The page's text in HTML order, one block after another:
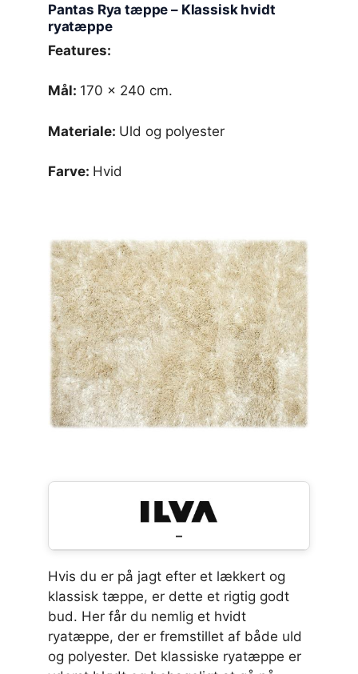
Pantas Rya tæppe – Klassisk hvidt
ryatæppe
Features:
Mål: 170 x 240 cm.
Materiale: Uld og polyester
Farve: Hvid
–
Hvis du er på jagt efter et lækkert og
klassisk tæppe, er dette et rigtig godt
bud. Her får du nemlig et hvidt
ryatæppe, der er fremstillet af både uld
og polyester. Det klassiske ryatæppe er